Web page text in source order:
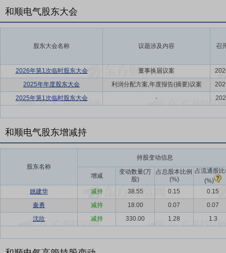
和顺电气股东大会
股东大会名称 议题涉及内容 召
2026年第1次临时股东大会 董事换届议案
2025年年度股东大会
利润分配方案,年度报告(摘要)议案
2025年第1次临时股东大会
-
和顺电气股东增减持
股东名称
持股变动信息
增减
变动数量(万
股)
占总股本比例
(%)
占流通股
(%)
姚建华
减持 38.55 0.15
0.15
秦勇
减持 18.00 0.07
0.07
沈欣
减持 330.00 1.28 1.3